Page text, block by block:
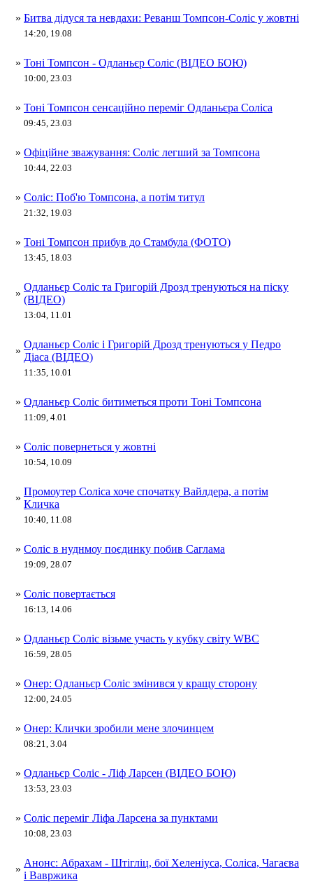
» Битва дідуся та невдахи: Реванш Томпсон-Соліс у жовтні
14:20, 19.08
» Тоні Томпсон - Одланьєр Соліс (ВІДЕО БОЮ)
10:00, 23.03
» Тоні Томпсон сенсаційно переміг Одланьєра Соліса
09:45, 23.03
» Офіційне зважування: Соліс легший за Томпсона
10:44, 22.03
» Соліс: Поб'ю Томпсона, а потім титул
21:32, 19.03
» Тоні Томпсон прибув до Стамбула (ФОТО)
13:45, 18.03
»
Одланьєр Соліс та Григорій Дрозд тренуються на піску
(ВІДЕО)
13:04, 11.01
»
Одланьєр Соліс і Григорій Дрозд тренуються у Педро
Діаса (ВІДЕО)
11:35, 10.01
» Одланьєр Соліс битиметься проти Тоні Томпсона
11:09, 4.01
» Соліс повернеться у жовтні
10:54, 10.09
»
Промоутер Соліса хоче спочатку Вайлдера, а потім
Кличка
10:40, 11.08
» Соліс в нуднмоу поєдинку побив Саглама
19:09, 28.07
» Соліс повертається
16:13, 14.06
» Одланьєр Соліс візьме участь у кубку світу WBC
16:59, 28.05
» Онер: Одланьєр Соліс змінився у кращу сторону
12:00, 24.05
» Онер: Клички зробили мене злочинцем
08:21, 3.04
» Одланьєр Соліс - Ліф Ларсен (ВІДЕО БОЮ)
13:53, 23.03
» Соліс переміг Ліфа Ларсена за пунктами
10:08, 23.03
»
Анонс: Абрахам - Штігліц, бої Хеленіуса, Соліса, Чагаєва
і Вавржика